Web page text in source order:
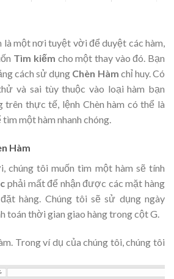
là một nơi tuyệt vời để duyệt các hàm,
Tìm kiếm cho một thay vào đó. Bạn
cách sử dụng Chèn Hàm chỉ huy. Có
và sai tùy thuộc vào loại hàm bạn
trên thực tế, lệnh Chèn hàm có thể là
một hàm nhanh chóng.
Hàm
chúng tôi muốn tìm một hàm sẽ tính
phải mất để nhận được các mặt hàng
hàng. Chúng tôi sẽ sử dụng ngày
toán thời gian giao hàng trong cột G.
Trong ví dụ của chúng tôi, chúng tôi